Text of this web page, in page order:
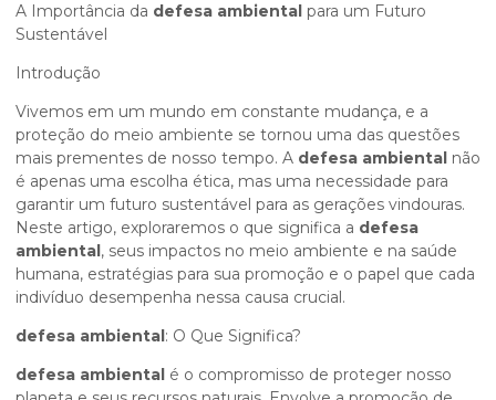
A Importância da defesa ambiental para um Futuro
Sustentável
Introdução
Vivemos em um mundo em constante mudança, e a
proteção do meio ambiente se tornou uma das questões
mais prementes de nosso tempo. A defesa ambiental não
é apenas uma escolha ética, mas uma necessidade para
garantir um futuro sustentável para as gerações vindouras.
Neste artigo, exploraremos o que significa a defesa
ambiental, seus impactos no meio ambiente e na saúde
humana, estratégias para sua promoção e o papel que cada
indivíduo desempenha nessa causa crucial.
defesa ambiental: O Que Significa?
defesa ambiental é o compromisso de proteger nosso